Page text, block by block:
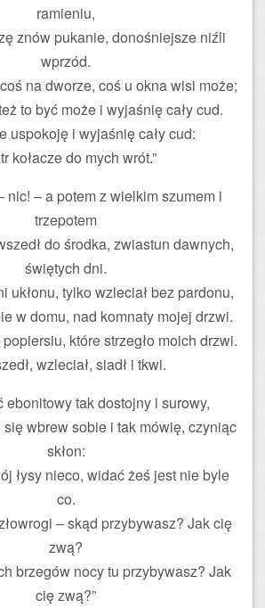
ramieniu,
znów pukanie, donośniejsze niźli
wprzód.
na dworze, coś u okna wisi może;
to być może i wyjaśnię cały cud.
uspokoję i wyjaśnię cały cud:
kołacze do mych wrót.”
nic! – a potem z wielkim szumem i
trzepotem
do środka, zwiastun dawnych,
świętych dni.
ukłonu, tylko wzleciał bez pardonu,
w domu, nad komnaty mojej drzwi.
które strzegło moich drzwi.
wzleciał, siadł i tkwi.
ebonitowy tak dostojny i surowy,
się wbrew sobie i tak mówię, czyniąc
skłon:
łysy nieco, widać żeś jest nie byle
co.
– skąd przybywasz? Jak cię
zwą?
brzegów nocy tu przybywasz? Jak
cię zwą?”